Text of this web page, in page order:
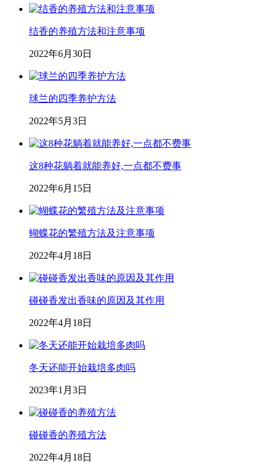
结香的养殖方法和注意事项
2022年6月30日
球兰的四季养护方法
2022年5月3日
这8种花躺着就能养好,一点都不费事
2022年6月15日
蝴蝶花的繁殖方法及注意事项
2022年4月18日
碰碰香发出香味的原因及其作用
2022年4月18日
冬天还能开始栽培多肉吗
2023年1月3日
碰碰香的养殖方法
2022年4月18日